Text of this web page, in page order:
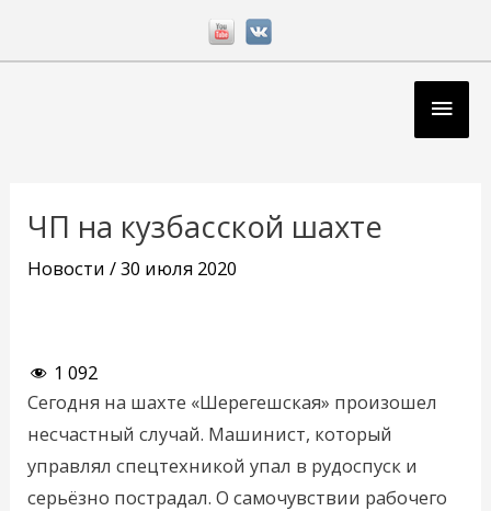
ЧП на кузбасской шахте
Новости /30 июля 2020
1 092
Сегодня на шахте «Шерегешская» произошел
несчастный случай. Машинист, который
управлял спецтехникой упал в рудоспуск и
серьёзно пострадал. О самочувствии рабочего
записям